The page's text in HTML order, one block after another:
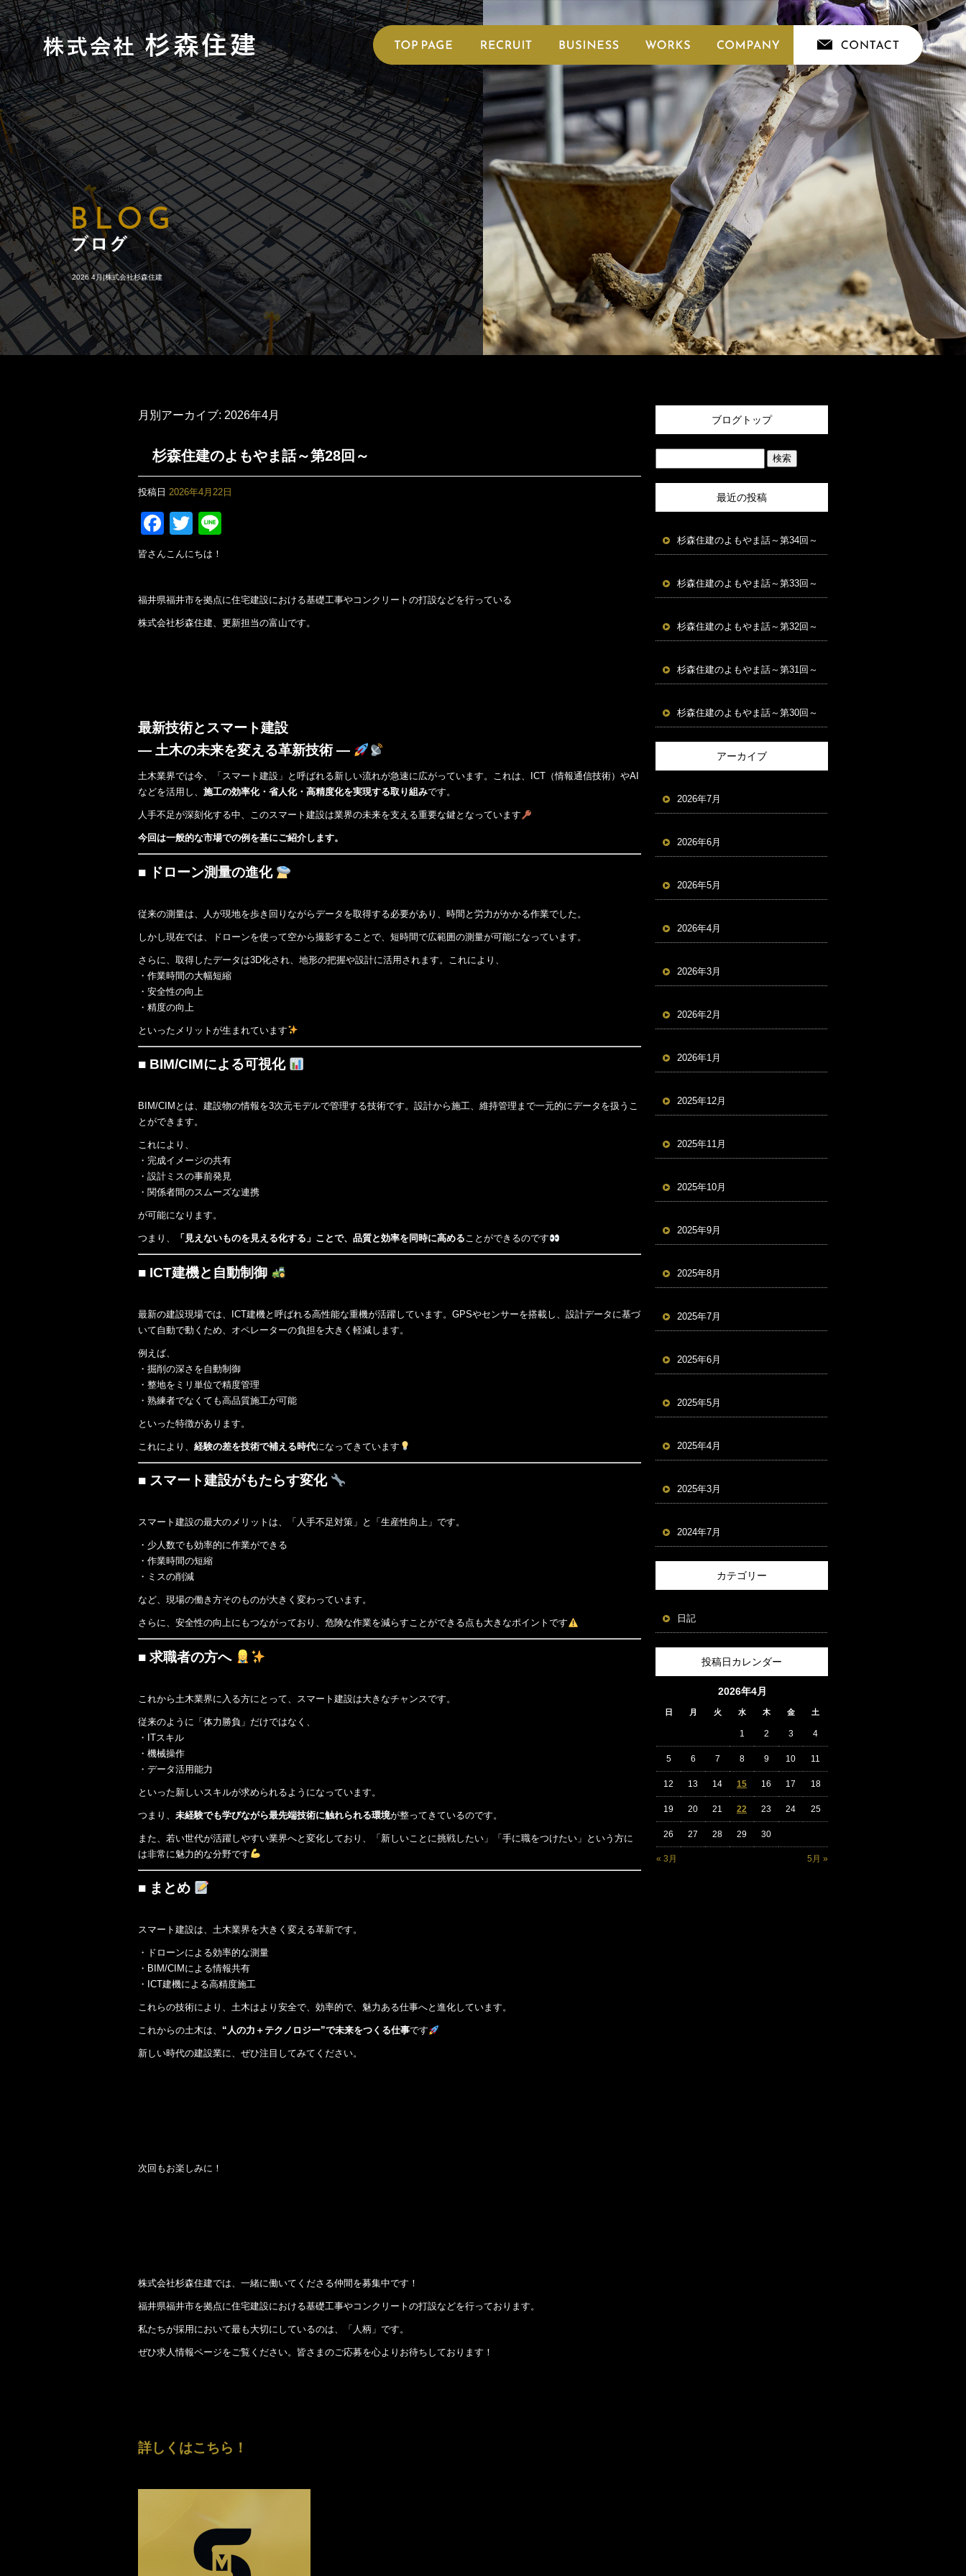
2026 4月|株式会社杉森住建
月別アーカイブ: 2026年4月
杉森住建のよもやま話～第28回～
投稿日 2026年4月22日
F
a
e
b
T
wi
er
皆さんこんにちは！
福井県福井市を拠点に住宅建設における基礎工事やコンクリートの打設などを行っている
株式会社杉森住建、更新担当の富山です。
最新技術とスマート建設
― 土木の未来を変える革新技術 ―
土木業界では今、「スマート建設」と呼ばれる新しい流れが急速に広がっています。これは、ICT（情報通信技術）やAI
などを活用し、 施工の効率化・省人化・高精度化を実現する取り組みです。
人手不足が深刻化する中、このスマート建設は業界の未来を支える重要な鍵となっています
今回は一般的な市場での例を基にご紹介します。
■ ドローン測量の進化
従来の測量は、人が現地を歩き回りながらデータを取得する必要があり、時間と労力がかかる作業でした。
しかし現在では、ドローンを使って空から撮影することで、短時間で広範囲の測量が可能になっています。
さらに、取得したデータは3D化され、地形の把握や設計に活用されます。これにより、
・作業時間の大幅短縮
・安全性の向上
・精度の向上
といったメリットが生まれています
■ BIM/CIMによる可視化
BIM/CIMとは、建設物の情報を3次元モデルで管理する技術です。設計から施工、維持管理まで一元的にデータを扱うこ
とができます。
これにより、
・完成イメージの共有
・設計ミスの事前発見
・関係者間のスムーズな連携
が可能になります。
つまり、 「見えないものを見える化する」ことで、品質と効率を同時に高めることができるのです
■ ICT建機と自動制御
最新の建設現場では、ICT建機と呼ばれる高性能な重機が活躍しています。GPSやセンサーを搭載し、設計データに基づ
いて自動で動くため、オペレーターの負担を大きく軽減します。
例えば、
・掘削の深さを自動制御
・整地をミリ単位で精度管理
・熟練者でなくても高品質施工が可能
といった特徴があります。
これにより、 経験の差を技術で補える時代になってきています
■ スマート建設がもたらす変化
スマート建設の最大のメリットは、「人手不足対策」と「生産性向上」です。
・少人数でも効率的に作業ができる
・作業時間の短縮
・ミスの削減
など、現場の働き方そのものが大きく変わっています。
さらに、安全性の向上にもつながっており、危険な作業を減らすことができる点も大きなポイントです
■ 求職者の方へ
これから土木業界に入る方にとって、スマート建設は大きなチャンスです。
従来のように「体力勝負」だけではなく、
・ITスキル
・機械操作
・データ活用能力
といった新しいスキルが求められるようになっています。
つまり、 未経験でも学びながら最先端技術に触れられる環境が整ってきているのです。
また、若い世代が活躍しやすい業界へと変化しており、「新しいことに挑戦したい」「手に職をつけたい」という方に
は非常に魅力的な分野です
■ まとめ
スマート建設は、土木業界を大きく変える革新です。
・ドローンによる効率的な測量
・BIM/CIMによる情報共有
・ICT建機による高精度施工
これらの技術により、土木はより安全で、効率的で、魅力ある仕事へと進化しています。
これからの土木は、 “人の力＋テクノロジー”で未来をつくる仕事です
新しい時代の建設業に、ぜひ注目してみてください。
次回もお楽しみに！
株式会社杉森住建では、一緒に働いてくださる仲間を募集中です！
福井県福井市を拠点に住宅建設における基礎工事やコンクリートの打設などを行っております。
私たちが採用において最も大切にしているのは、「人柄」です。
ぜひ求人情報ページをご覧ください。皆さまのご応募を心よりお待ちしております！
詳しくはこちら！
ブログトップ
最近の投稿
杉森住建のよもやま話～第34回～
杉森住建のよもやま話～第33回～
杉森住建のよもやま話～第32回～
杉森住建のよもやま話～第31回～
杉森住建のよもやま話～第30回～
アーカイブ
2026年7月
2026年6月
2026年5月
2026年4月
2026年3月
2026年2月
2026年1月
2025年12月
2025年11月
2025年10月
2025年9月
2025年8月
2025年7月
2025年6月
2025年5月
2025年4月
2025年3月
2024年7月
カテゴリー
日記
投稿日カレンダー
2026年4月
日 月 火 水 木 金 土
« 3月 5月 »
1 2 3 4
5 6 7 8 9 10 11
12 13 14 15 16 17 18
19 20 21 22 23 24 25
26 27 28 29 30